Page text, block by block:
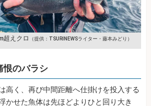
超えクロ （提供：TSURINEWSライター・藤本みどり）
恨のバラシ
高く、再び中間距離へ仕掛けを投入する
かせた魚体は先ほどよりひと回り大き